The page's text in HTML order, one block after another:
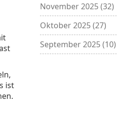
ist
November 2025(32)
Oktober 2025(27)
September 2025(10)